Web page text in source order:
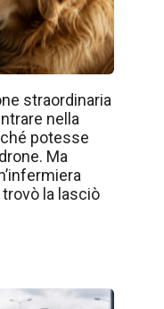
straordinaria
nella
potesse
Ma
la lasciò